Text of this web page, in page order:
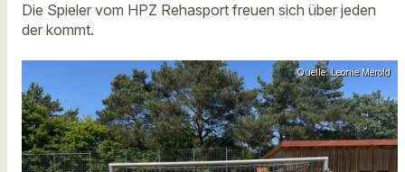
Die Spieler vom HPZ Rehasport freuen sich über jeden
der kommt.
Quelle: Leonie Merold